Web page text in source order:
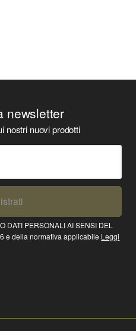
newsletter
nostri nuovi prodotti
DATI PERSONALI AI SENSI DEL
e della normativa applicabile Leggi